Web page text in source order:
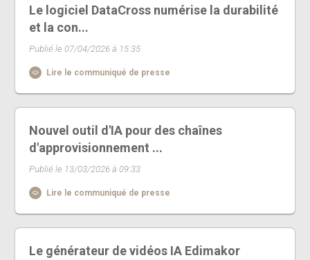
Le logiciel DataCross numérise la durabilité
et la con...
Publié le 07/04/2026 à 15:35
Lire le communiqué de presse
Nouvel outil d'IA pour des chaînes
d'approvisionnement ...
Publié le 13/03/2026 à 09:33
Lire le communiqué de presse
Le générateur de vidéos IA Edimakor